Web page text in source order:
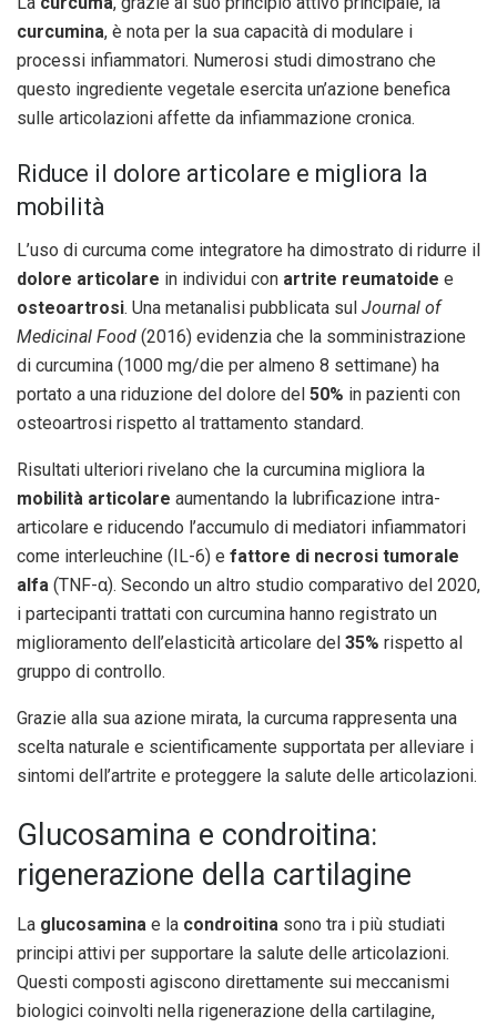
curcumina, è nota per la sua capacità di modulare i
processi infiammatori. Numerosi studi dimostrano che
questo ingrediente vegetale esercita un’azione benefica
sulle articolazioni affette da infiammazione cronica.
Riduce il dolore articolare e migliora la
mobilità
L’uso di curcuma come integratore ha dimostrato di ridurre il
dolore articolare in individui con artrite reumatoide e
osteoartrosi. Una metanalisi pubblicata sul Journal of
Medicinal Food (2016) evidenzia che la somministrazione
di curcumina (1000 mg/die per almeno 8 settimane) ha
portato a una riduzione del dolore del 50% in pazienti con
osteoartrosi rispetto al trattamento standard.
Risultati ulteriori rivelano che la curcumina migliora la
mobilità articolare aumentando la lubrificazione intra-
articolare e riducendo l’accumulo di mediatori infiammatori
come interleuchine (IL-6) e fattore di necrosi tumorale
alfa (TNF-α). Secondo un altro studio comparativo del 2020,
i partecipanti trattati con curcumina hanno registrato un
miglioramento dell’elasticità articolare del 35% rispetto al
gruppo di controllo.
Grazie alla sua azione mirata, la curcuma rappresenta una
scelta naturale e scientificamente supportata per alleviare i
sintomi dell’artrite e proteggere la salute delle articolazioni.
Glucosamina e condroitina:
rigenerazione della cartilagine
La glucosamina e la condroitina sono tra i più studiati
principi attivi per supportare la salute delle articolazioni.
Questi composti agiscono direttamente sui meccanismi
biologici coinvolti nella rigenerazione della cartilagine,